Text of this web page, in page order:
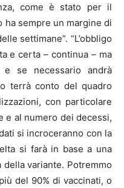
come è stato per il
ha sempre un margine di
settimane”. “L’obbligo
e certa – continua – ma
se necessario andrà
terrà conto del quadro
con particolare
e al numero dei decessi,
si incroceranno con la
si farà in base a una
variante. Potremmo
del 90% di vaccinati, o